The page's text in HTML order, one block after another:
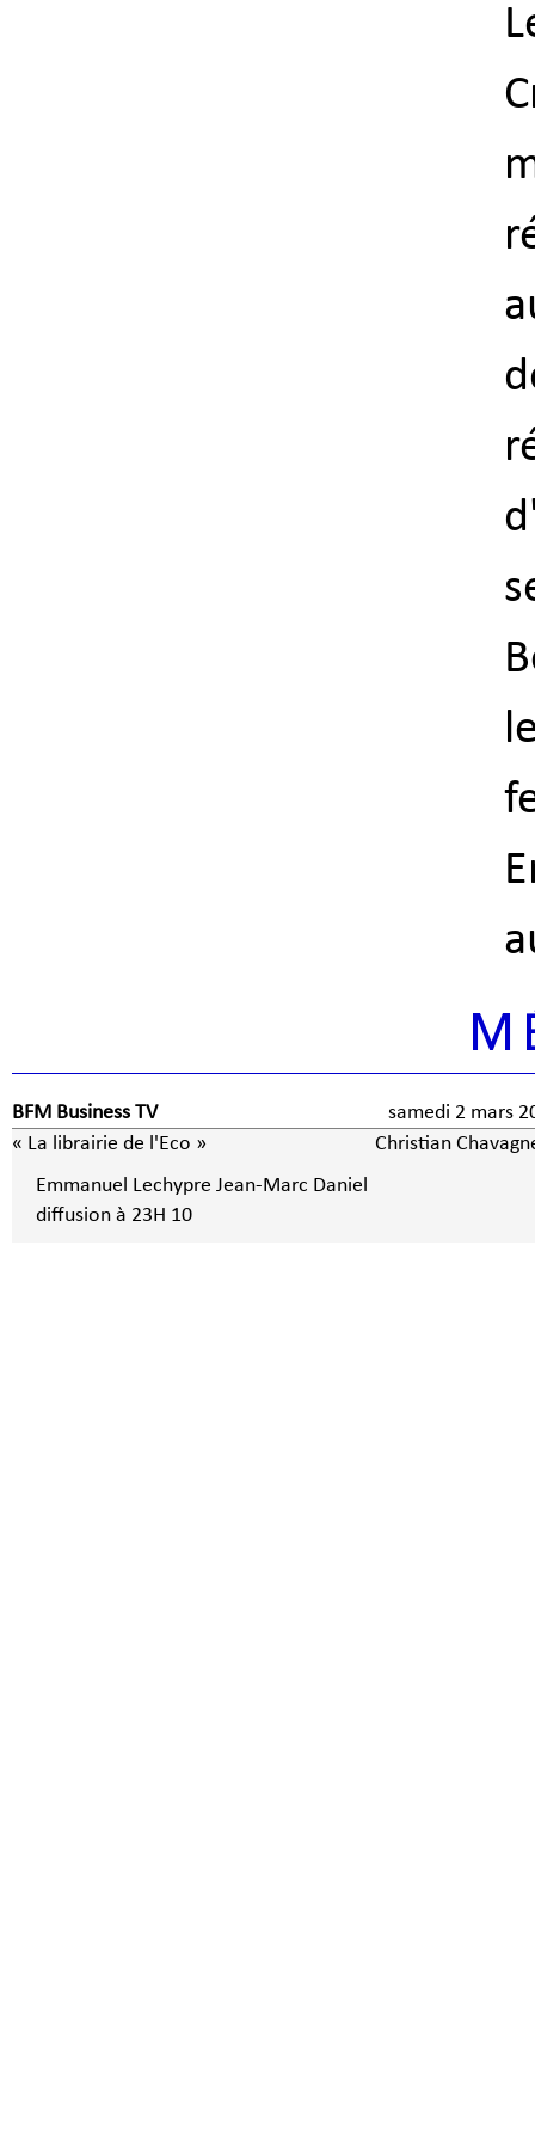
BFM Business TV
samedi 2
« La librairie de l'Eco »
Christian
Emmanuel Lechypre Jean-Marc Daniel
diffusion à 23H 10